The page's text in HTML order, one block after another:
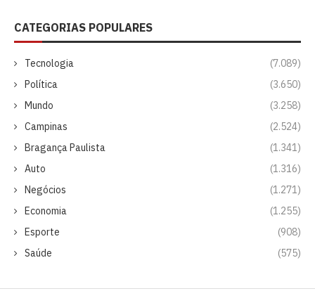
CATEGORIAS POPULARES
Tecnologia
(7.089)
Política
(3.650)
Mundo
(3.258)
Campinas
(2.524)
Bragança Paulista
(1.341)
Auto
(1.316)
Negócios
(1.271)
Economia
(1.255)
Esporte
(908)
Saúde
(575)